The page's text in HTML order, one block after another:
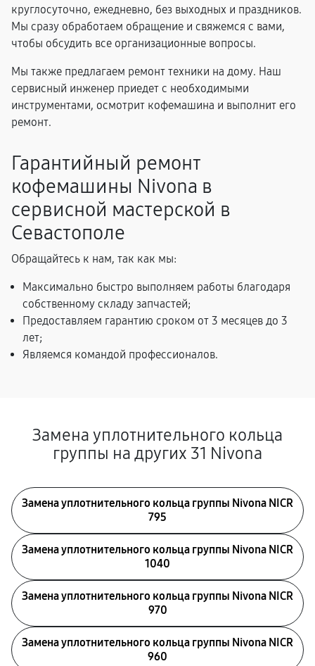
круглосуточно, ежедневно, без выходных и праздников.
Мы сразу обработаем обращение и свяжемся с вами,
чтобы обсудить все организационные вопросы.
Мы также предлагаем ремонт техники на дому. Наш
сервисный инженер приедет с необходимыми
инструментами, осмотрит кофемашина и выполнит его
ремонт.
Гарантийный ремонт
кофемашины Nivona в
сервисной мастерской в
Севастополе
Обращайтесь к нам, так как мы:
Максимально быстро выполняем работы благодаря
собственному складу запчастей;
Предоставляем гарантию сроком от 3 месяцев до 3
лет;
Являемся командой профессионалов.
Замена уплотнительного кольца
группы на других 31 Nivona
Замена уплотнительного кольца группы Nivona NICR
795
Замена уплотнительного кольца группы Nivona NICR
1040
Замена уплотнительного кольца группы Nivona NICR
970
Замена уплотнительного кольца группы Nivona NICR
960